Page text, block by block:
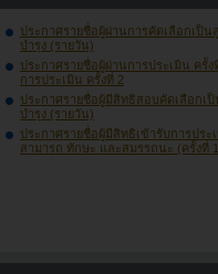
ประกาศรายชื่อผู้ผ่านการคัดเลือกเป็น
บำรุง (รายวัน)
ประกาศรายชื่อผู้ผ่านการประเมิน ครั้
การประเมิน ครั้งที่ 2
ประกาศรายชื่อผู้มีสิทธิสอบคัดเลือกเป็
บำรุง (รายวัน)
ประกาศรายชื่อผู้มีสิทธิเข้ารับการประ
สามารถ ทักษะ และสมรรถนะ (ครั้งที่